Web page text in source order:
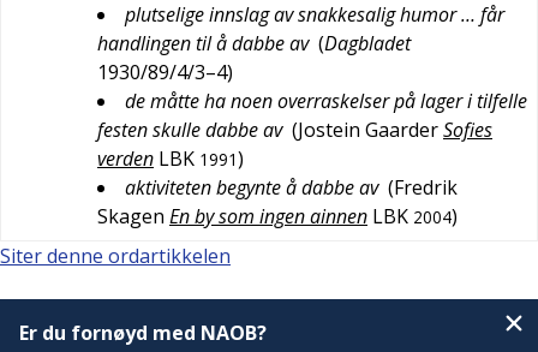
plutselige innslag av snakkesalig humor … får
handlingen til å dabbe av (Dagbladet
1930/89/4/3–4)
de måtte ha noen overraskelser på lager i tilfelle
festen skulle dabbe av (Jostein GaarderSofies
verden LBK 1991)
aktiviteten begynte å dabbe av (Fredrik
Skagen En by som ingen ainnen LBK 2004)
Siter denne ordartikkelen
Er du fornøyd med NAOB?